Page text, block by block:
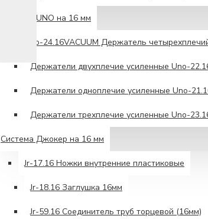
Система UNO на 16 мм
Unо-24.16VACUUM Держатель
Держатели двухплечие усиленные Unо-
Держатели одноплечие усиленные Uno-
Держатели трехплечие усиленные Unо-
Система Джокер на 16 мм
Jr-17.16 Ножки внутренние пластиковые
Jr-18.16 Заглушка 16мм
Jr-59.16 Соединитель труб торцевой (16мм)